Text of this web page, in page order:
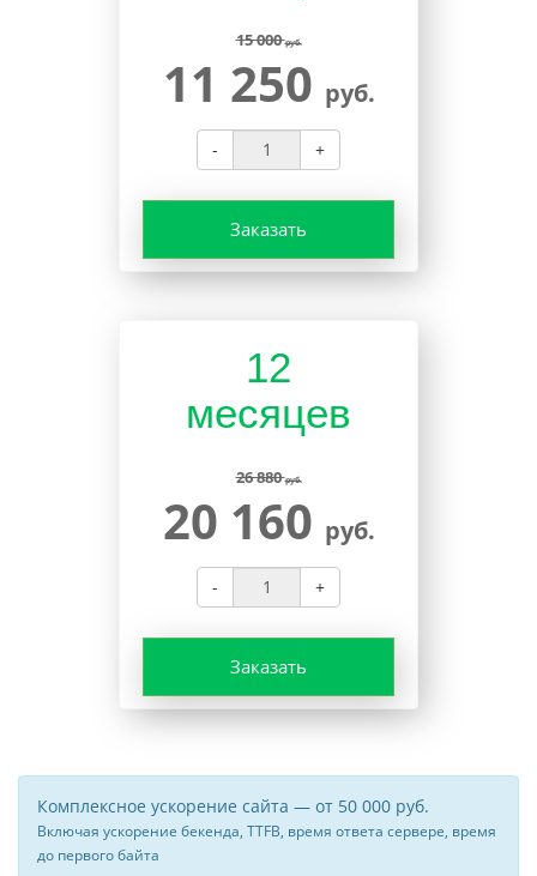
15 000руб.
11 250 руб.
- +
Заказать
12
месяцев
26 880руб.
20 160 руб.
- +
Заказать
Комплексное ускорение сайта — от 50 000 руб.
Включая ускорение бекенда, TTFB, время ответа сервере, время
до первого байта